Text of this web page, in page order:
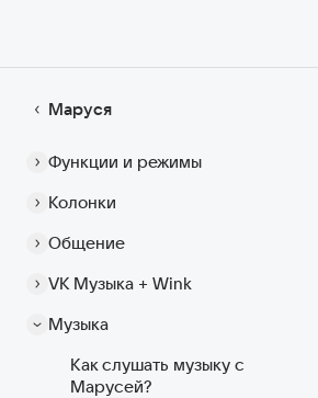
Маруся
Функции и режимы
Колонки
Общение
VK Музыка + Wink
Музыка
Как слушать музыку с
Марусей?